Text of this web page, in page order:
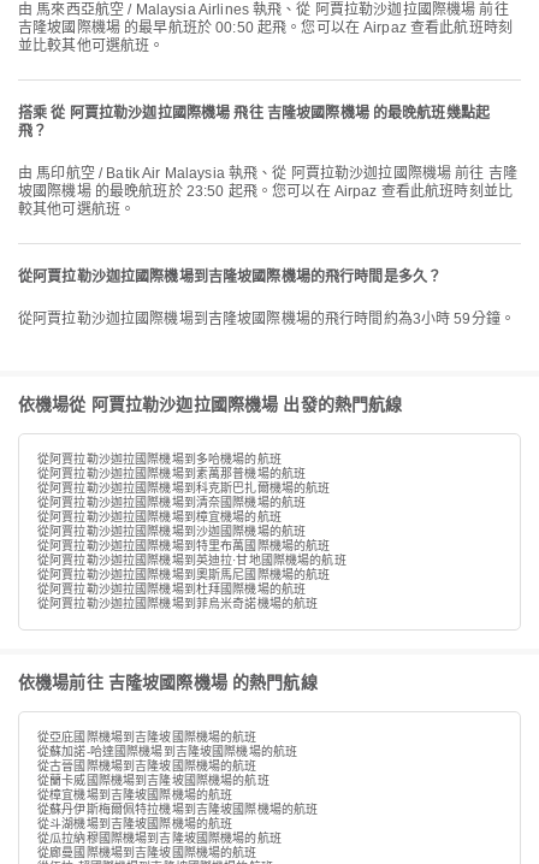
由 馬來西亞航空 / Malaysia Airlines 執飛、從 阿賈拉勒沙迦拉國際機場 前往
吉隆坡國際機場 的最早航班於 00:50 起飛。您可以在 Airpaz 查看此航班時刻
並比較其他可選航班。
搭乘 從 阿賈拉勒沙迦拉國際機場 飛往 吉隆坡國際機場 的最晚航班幾點起
飛？
由 馬印航空 / Batik Air Malaysia 執飛、從 阿賈拉勒沙迦拉國際機場 前往 吉隆
坡國際機場 的最晚航班於 23:50 起飛。您可以在 Airpaz 查看此航班時刻並比
較其他可選航班。
從阿賈拉勒沙迦拉國際機場到吉隆坡國際機場的飛行時間是多久？
從阿賈拉勒沙迦拉國際機場到吉隆坡國際機場的飛行時間約為3小時 59分鐘。
依機場從 阿賈拉勒沙迦拉國際機場 出發的熱門航線
從阿賈拉勒沙迦拉國際機場到多哈機場的航班
從阿賈拉勒沙迦拉國際機場到素萬那普機場的航班
從阿賈拉勒沙迦拉國際機場到科克斯巴扎爾機場的航班
從阿賈拉勒沙迦拉國際機場到清奈國際機場的航班
從阿賈拉勒沙迦拉國際機場到樟宜機場的航班
從阿賈拉勒沙迦拉國際機場到沙迦國際機場的航班
從阿賈拉勒沙迦拉國際機場到特里布萬國際機場的航班
從阿賈拉勒沙迦拉國際機場到英迪拉·甘地國際機場的航班
從阿賈拉勒沙迦拉國際機場到奧斯馬尼國際機場的航班
從阿賈拉勒沙迦拉國際機場到杜拜國際機場的航班
從阿賈拉勒沙迦拉國際機場到菲烏米奇諾機場的航班
依機場前往 吉隆坡國際機場 的熱門航線
從亞庇國際機場到吉隆坡國際機場的航班
從蘇加諾-哈達國際機場到吉隆坡國際機場的航班
從古晉國際機場到吉隆坡國際機場的航班
從蘭卡威國際機場到吉隆坡國際機場的航班
從樟宜機場到吉隆坡國際機場的航班
從蘇丹伊斯梅爾佩特拉機場到吉隆坡國際機場的航班
從斗湖機場到吉隆坡國際機場的航班
從瓜拉納穆國際機場到吉隆坡國際機場的航班
從廊曼國際機場到吉隆坡國際機場的航班